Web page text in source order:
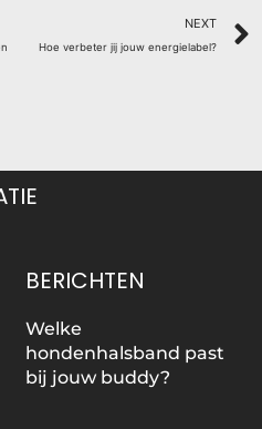
NEXT
Hoe verbeter jij jouw energielabel?
BERICHTEN
Welke
hondenhalsband past
bij jouw buddy?